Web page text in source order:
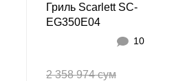
Гриль Scarlett SC-
EG350E04
10
2 358 974 сум